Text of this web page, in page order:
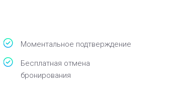
Моментальное подтверждение
Бесплатная отмена
бронирования